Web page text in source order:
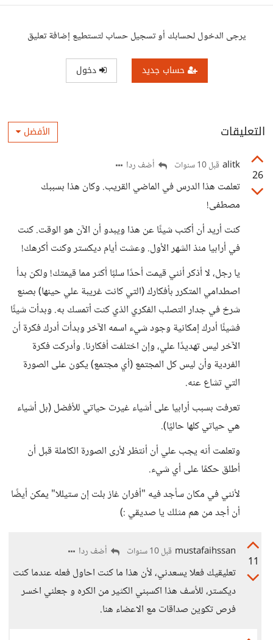
يرجى الدخول لحسابك أو تسجيل حساب لتستطيع إضافة تعليق
حساب جديد دخول
التعليقات الأفضل
26
alitk قبل 10 سنوات أضف ردا
تعلمت هذا الدرس في الماضي القريب. وكان هذا بسببك
مصطفى!
كنت أريد أن أكتب شيئًا عن هذا ويبدو أن الآن هو الوقت. كنت
في أرابيا منذ الشهر الأول. وعشت أيام ديكستر وكنت أكرهك!
يا رجل، لا أذكر أنني قيمت أحدًا سلبًا أكثر مما قيمتك! ولكن بدأ
اصطدامي المتكرر بأفكارك (التي كانت غريبة علي حينها) بصنع
شرخ في جدار التصلب الفكري الذي كنت أتمسك به. وبدأت شيئًا
فشيئًا أدرك إمكانية وجود شيء اسمه الآخر وبدأت أدرك فكرة أن
الآخر ليس تهديدًا علي، وإن اختلفت أفكارنا. وأدركت فكرة
الفردية وأن ليس كل المجتمع (أي مجتمع) يكون على الصورة
التي تشاع عنه.
تعرفت بسبب أرابيا على أشياء غيرت حياتي للأفضل (بل أشياء
هي حياتي كلها حاليًا).
وتعلمت أنه يجب علي أن أنتظر لأرى الصورة الكاملة قبل أن
أطلق حكمًا على أي شيء.
لأنني في مكان سأجد فيه "أفران غاز بلت إن ستيللا" يمكن أيضًا
أن أجد من هم مثلك يا صديقي :)
11
mustafaihssan قبل 10 سنوات أضف ردا
تعليقيك فعلا يسعدني، لأن هذا ما كنت احاول فعله عندما كنت
ديكستر، للأسف هذا اكسبني الكثير من الكره و جعلني اخسر
فرص تكوين صداقات مع الاعضاء هنا.